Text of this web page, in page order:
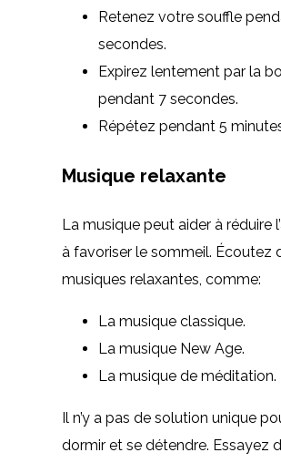
Retenez votre souffle
secondes.
Expirez lentement par la
pendant 7 secondes.
Répétez pendant 5
Musique relaxante
La musique peut aider à réduire
à favoriser le sommeil. Écoutez
musiques relaxantes, comme:
La musique classique.
La musique New Age.
La musique de méditation.
Il n’y a pas de solution unique
dormir et se détendre. Essayez